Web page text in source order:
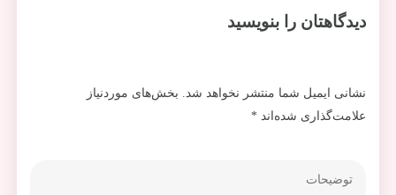
دیدگاهتان را بنویسید
نشانی ایمیل شما منتشر نخواهد شد.
بخش‌های موردنیاز
علامت‌گذاری شده‌اند*